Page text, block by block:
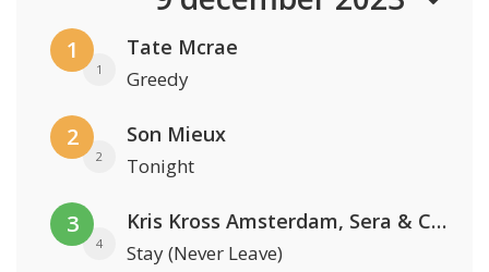
1
1
Tate Mcrae
Greedy
2
2
Son Mieux
Tonight
3
4
Kris Kross Amsterdam, Sera & Conor Maynard
Stay (Never Leave)